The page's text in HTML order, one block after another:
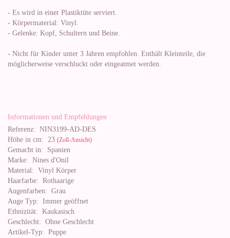
- Es wird in einer Plastiktüte serviert.
- Körpermaterial: Vinyl.
- Gelenke: Kopf, Schultern und Beine.
- Nicht für Kinder unter 3 Jahren empfohlen. Enthält Kleinteile, die
möglicherweise verschluckt oder eingeatmet werden.
Informationen und Empfehlungen
Referenz: NIN3199-AD-DES
Höhe in cm: 23 (Zoll-Ansicht)
Gemacht in: Spanien
Marke: Nines d'Onil
Material: Vinyl Körper
Haarfarbe: Rothaarige
Augenfarben: Grau
Auge Typ: Immer geöffnet
Ethnizität: Kaukasisch
Geschlecht: Ohne Geschlecht
Artikel-Typ: Puppe